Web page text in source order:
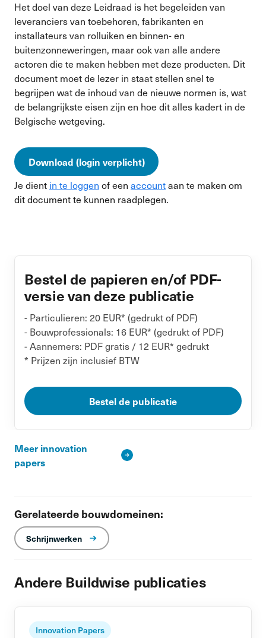
Het doel van deze Leidraad is het begeleiden van
leveranciers van toebehoren, fabrikanten en
installateurs van rolluiken en binnen- en
buitenzonneweringen, maar ook van alle andere
actoren die te maken hebben met deze producten. Dit
document moet de lezer in staat stellen snel te
begrijpen wat de inhoud van de nieuwe normen is, wat
de belangrijkste eisen zijn en hoe dit alles kadert in de
Belgische wetgeving.
Download (login verplicht)
Je dient in te loggen of een accountaan te maken om
dit document te kunnen raadplegen.
Bestel de papieren en/of PDF-
versie van deze publicatie
- Particulieren: 20 EUR* (gedrukt of PDF)
- Bouwprofessionals: 16 EUR* (gedrukt of PDF)
- Aannemers: PDF gratis / 12 EUR* gedrukt
* Prijzen zijn inclusief BTW
Bestel de publicatie
Meer innovation
papers
Gerelateerde bouwdomeinen:
Schrijnwerken
Andere Buildwise publicaties
Innovation Papers